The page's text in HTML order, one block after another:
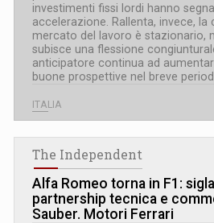
investimenti fissi lordi hanno
accelerazione. Rallenta, invece, la
mercato del lavoro è stazionario,
subisce una flessione
anticipatore continua ad
buone prospettive nel breve
ITALIA
The Independent
Alfa Romeo torna in F1:
partnership tecnica e
Sauber. Motori Ferrari